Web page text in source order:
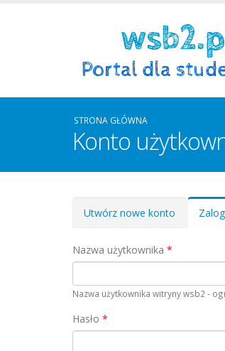
STRONA GŁÓWNA
Konto
Zakładki
Utwórz nowe konto
Nazwa użytkownika *
Nazwa użytkownika witryny wsb2 -
Hasło *